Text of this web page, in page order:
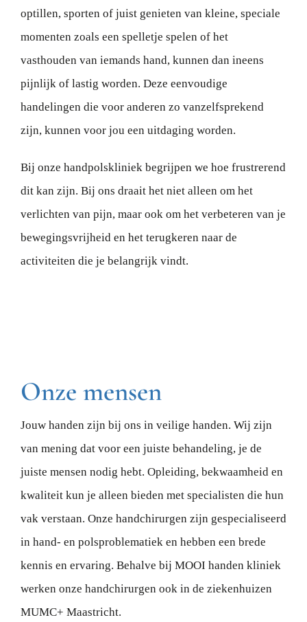
optillen, sporten of juist genieten van kleine, speciale
momenten zoals een spelletje spelen of het
vasthouden van iemands hand, kunnen dan ineens
pijnlijk of lastig worden. Deze eenvoudige
handelingen die voor anderen zo vanzelfsprekend
zijn, kunnen voor jou een uitdaging worden.
Bij onze handpolskliniek begrijpen we hoe frustrerend
dit kan zijn. Bij ons draait het niet alleen om het
verlichten van pijn, maar ook om het verbeteren van je
bewegingsvrijheid en het terugkeren naar de
activiteiten die je belangrijk vindt.
Onze mensen
Jouw handen zijn bij ons in veilige handen. Wij zijn
van mening dat voor een juiste behandeling, je de
juiste mensen nodig hebt. Opleiding, bekwaamheid en
kwaliteit kun je alleen bieden met specialisten die hun
vak verstaan. Onze handchirurgen zijn gespecialiseerd
in hand- en polsproblematiek en hebben een brede
kennis en ervaring. Behalve bij MOOI handen kliniek
werken onze handchirurgen ook in de ziekenhuizen
MUMC+ Maastricht.